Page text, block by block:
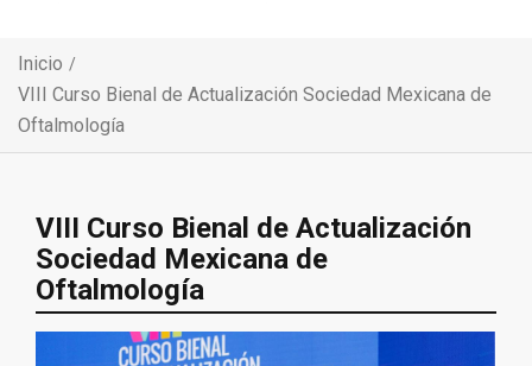
Inicio
VIII Curso Bienal de Actualización Sociedad Mexicana de
Oftalmología
VIII Curso Bienal de Actualización
Sociedad Mexicana de
Oftalmología